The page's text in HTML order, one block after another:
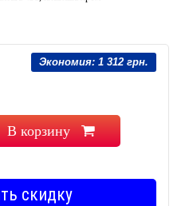
Экономия: 1 312 грн.
В корзину
скидку